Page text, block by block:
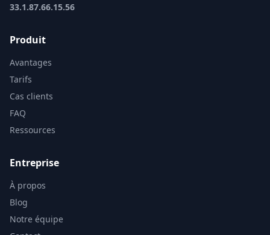
33.1.87.66.15.56
Produit
Avantages
Tarifs
Cas clients
FAQ
Ressources
Entreprise
À propos
Blog
Notre équipe